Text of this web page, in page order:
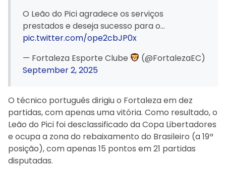
O Leão do Pici agradece os serviços
prestados e deseja sucesso para o…
pic.twitter.com/ope2cbJP0x
— Fortaleza Esporte Clube
(@FortalezaEC)
September 2, 2025
O técnico português dirigiu o Fortaleza em dez
partidas, com apenas uma vitória. Como resultado, o
Leão do Pici foi desclassificado da Copa Libertadores
e ocupa a zona do rebaixamento do Brasileiro (a 19ª
posição), com apenas 15 pontos em 21 partidas
disputadas.